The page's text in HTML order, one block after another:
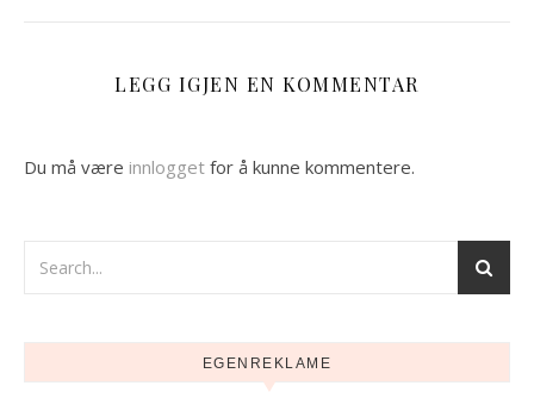
LEGG IGJEN EN KOMMENTAR
Du må være innlogget for å kunne kommentere.
EGENREKLAME